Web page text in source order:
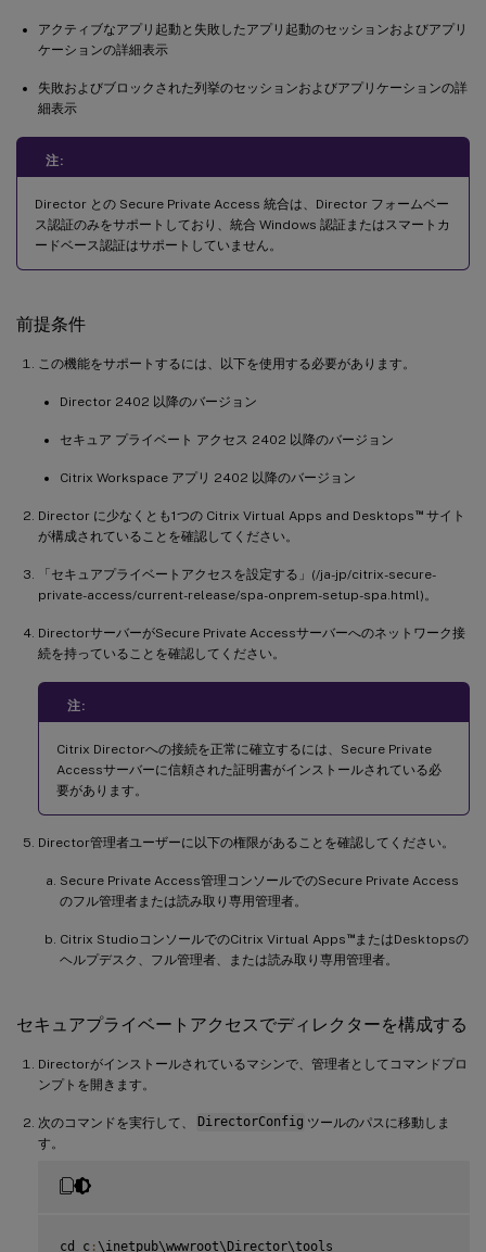
アクティブなアプリ起動と失敗したアプリ起動のセッションおよびアプリ
ケーションの詳細表示
失敗およびブロックされた列挙のセッションおよびアプリケーションの詳
細表示
注:
Director との Secure Private Access 統合は、Director フォームベー
ス認証のみをサポートしており、統合 Windows 認証またはスマートカ
ードベース認証はサポートしていません。
前提条件
この機能をサポートするには、以下を使用する必要があります。
Director 2402 以降のバージョン
セキュア プライベート アクセス 2402 以降のバージョン
Citrix Workspace アプリ 2402 以降のバージョン
Director に少なくとも1つの Citrix Virtual Apps and Desktops ™サイト
が構成されていることを確認してください。
「セキュアプライベートアクセスを設定する」(/ja-jp/citrix-secure-
private-access/current-release/spa-onprem-setup-spa.html)。
DirectorサーバーがSecure Private Accessサーバーへのネットワーク接
続を持っていることを確認してください。
注:
Citrix Directorへの接続を正常に確立するには、Secure Private
Accessサーバーに信頼された証明書がインストールされている必
要があります。
Director管理者ユーザーに以下の権限があることを確認してください。
Secure Private Access管理コンソールでのSecure Private Access
のフル管理者または読み取り専用管理者。
Citrix StudioコンソールでのCitrix Virtual Apps ™またはDesktopsの
ヘルプデスク、フル管理者、または読み取り専用管理者。
セキュアプライベートアクセスでディレクターを構成する
Directorがインストールされているマシンで、管理者としてコマンドプロ
ンプトを開きます。
次のコマンドを実行して、 DirectorConfig ツールのパスに移動しま
す。
cd c : \inetpub\wwwroot\Director\tools